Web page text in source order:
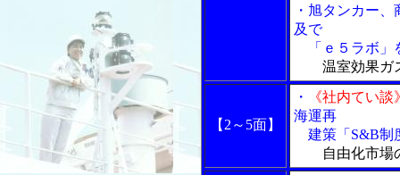
・旭タンカー
及で
「ｅ５ラボ」
温室効果ガ
【2～5面】
・
《社内てい談
海運再
建策「S&B制
自由化市場